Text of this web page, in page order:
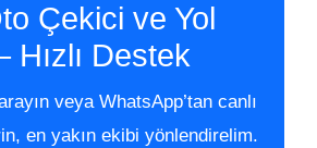
Çekici ve Yol
Hızlı Destek
veya WhatsApp’tan canlı
en yakın ekibi yönlendirelim.